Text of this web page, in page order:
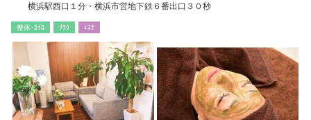
横浜駅西口１分・横浜市営地下鉄６番出口３０秒
整体･ｶｲﾛ ﾘﾗｸ ｴｽﾃ